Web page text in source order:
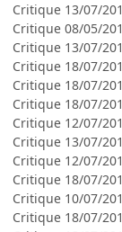
Critique 13/07/
Critique 08/05/
Critique 13/07/
Critique 18/07/
Critique 18/07/
Critique 18/07/
Critique 12/07/
Critique 13/07/
Critique 12/07/
Critique 18/07/
Critique 10/07/
Critique 18/07/